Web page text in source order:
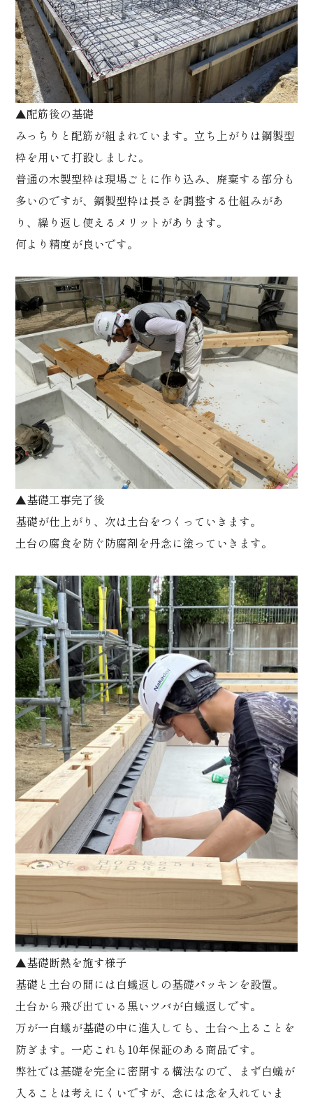
▲配筋後の基礎
みっちりと配筋が組まれています。立ち上がりは鋼製型
枠を用いて打設しました。
普通の木製型枠は現場ごとに作り込み、廃棄する部分も
多いのですが、鋼製型枠は長さを調整する仕組みがあ
り、繰り返し使えるメリットがあります。
何より精度が良いです。
▲基礎工事完了後
基礎が仕上がり、次は土台をつくっていきます。
土台の腐食を防ぐ防腐剤を丹念に塗っていきます。
▲基礎断熱を施す様子
基礎と土台の間には白蟻返しの基礎パッキンを設置。
土台から飛び出ている黒いツバが白蟻返しです。
万が一白蟻が基礎の中に進入しても、土台へ上ることを
防ぎます。一応これも10年保証のある商品です。
弊社では基礎を完全に密閉する構法なので、まず白蟻が
入ることは考えにくいですが、念には念を入れていま